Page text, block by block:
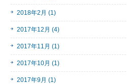
2018年2月 (1)
2017年12月 (4)
2017年11月 (1)
2017年10月 (1)
2017年9月 (1)